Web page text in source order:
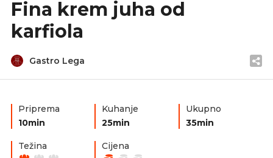
Fina krem juha od
karfiola
Gastro Lega
Priprema
10min
Kuhanje
25min
Ukupno
35min
Težina Cijena